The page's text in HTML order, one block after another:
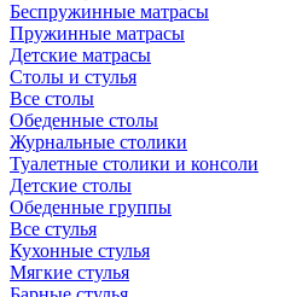
Беспружинные матрасы
Пружинные матрасы
Детские матрасы
Столы и стулья
Все столы
Обеденные столы
Журнальные столики
Туалетные столики и консоли
Детские столы
Обеденные группы
Все стулья
Кухонные стулья
Мягкие стулья